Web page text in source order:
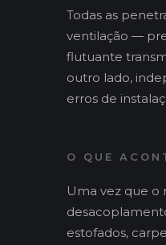
Todas as
ventilação —
flutuante
outro lado,
erros de
O QUE
Uma vez que o
estofados,